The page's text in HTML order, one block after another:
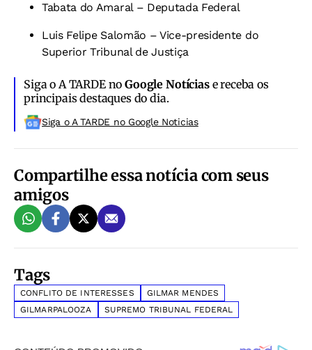
Tabata do Amaral – Deputada Federal
Luis Felipe Salomão – Vice-presidente do
Superior Tribunal de Justiça
Siga o A TARDE noGoogle Notíciase receba os
principais destaques do dia.
Siga o A TARDE no Google Noticias
Compartilhe essa notícia com seus
amigos
Tags
CONFLITO DE INTERESSES
GILMAR MENDES
GILMARPALOOZA
SUPREMO TRIBUNAL FEDERAL